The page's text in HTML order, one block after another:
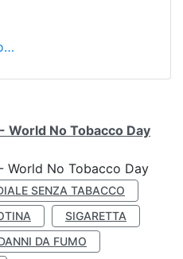
World No Tobacco Day
World No Tobacco Day
SENZA TABACCO
SIGARETTA
DA FUMO